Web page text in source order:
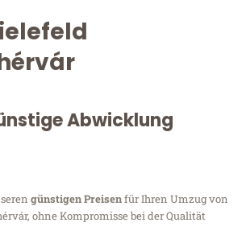
Abwicklung
günstigen Preisenfür Ihren Umzug von
ohne Kompromisse bei der Qualität